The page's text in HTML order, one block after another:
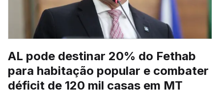
AL pode destinar 20% do Fethab
para habitação popular e combater
déficit de 120 mil casas em MT